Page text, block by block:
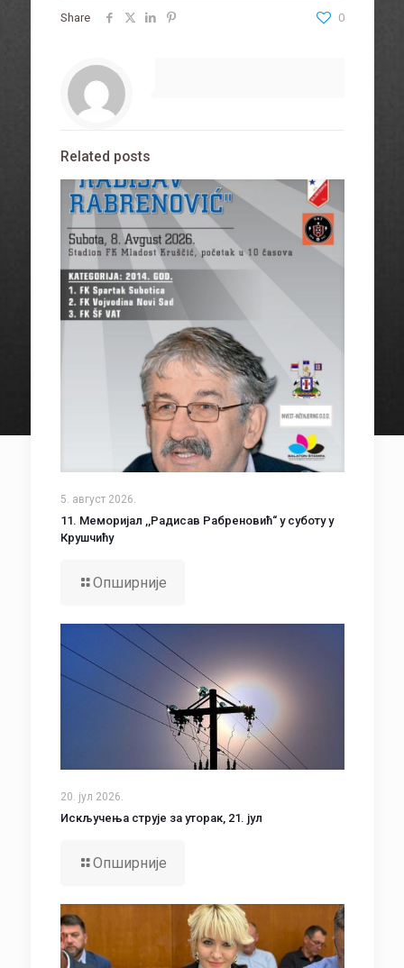
Share 0
Related posts
5. август 2026.
11. Меморијал ,,Радисав Рабреновић“ у суботу у
Крушчићу
Опширније
20. јул 2026.
Искључења струје за уторак, 21. јул
Опширније